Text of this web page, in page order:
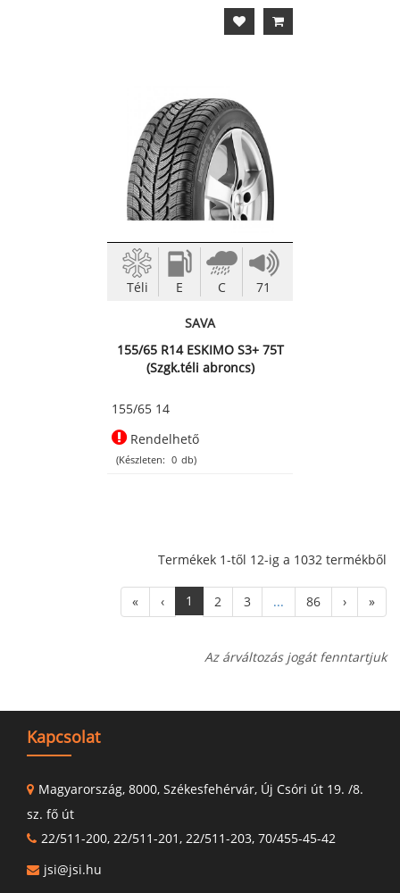
Téli E C 71
SAVA
155/65 R14 ESKIMO S3+ 75T
(Szgk.téli abroncs)
155/65 14
Rendelhető
(Készleten: 0 db)
Termékek 1-től 12-ig a 1032 termékből
« ‹ 1 2 3 ... 86 › »
Az árváltozás jogát fenntartjuk
Kapcsolat
Magyarország, 8000, Székesfehérvár, Új Csóri út 19. /8.
sz. fő út
22/511-200, 22/511-201, 22/511-203, 70/455-45-42
jsi@jsi.hu